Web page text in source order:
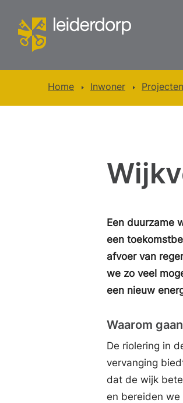
Home Inwoner Projecten
Een duurzame
een
afvoer van
we zo veel
een nieuw
Waarom
De riolering in
vervanging
dat de wijk
en bereiden